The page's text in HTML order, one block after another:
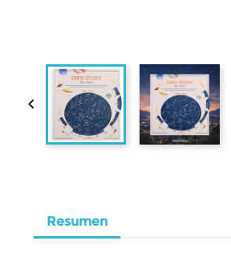

Resumen